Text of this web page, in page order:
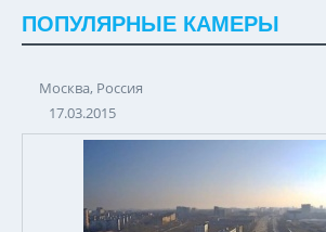
ПОПУЛЯРНЫЕ КАМЕРЫ
Москва, Россия
17.03.2015